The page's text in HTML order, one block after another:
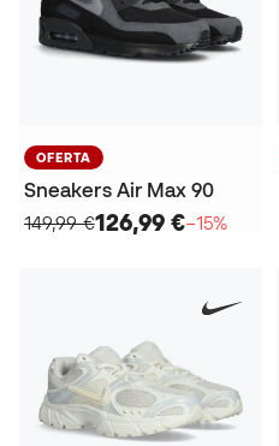
OFERTA
Sneakers Air Max 90
149,99 €126,99 €−15%